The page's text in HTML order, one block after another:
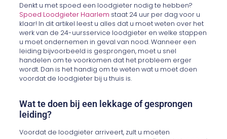
Denkt u met spoed een loodgieter nodig te hebben?
Spoed Loodgieter Haarlem staat 24 uur per dag voor u
klaar! In dit artikel leest u alles dat u moet weten over het
werk van de 24-uursservice loodgieter en welke stappen
u moet ondernemen in geval van nood. Wanneer een
leiding bijvoorbeeld is gesprongen, moet u snel
handelen om te voorkomen dat het probleem erger
wordt. Dan is het handig om te weten wat u moet doen
voordat de loodgieter bij u thuis is.
Wat te doen bij een lekkage of gesprongen
leiding?
Voordat de loodgieter arriveert, zult u moeten